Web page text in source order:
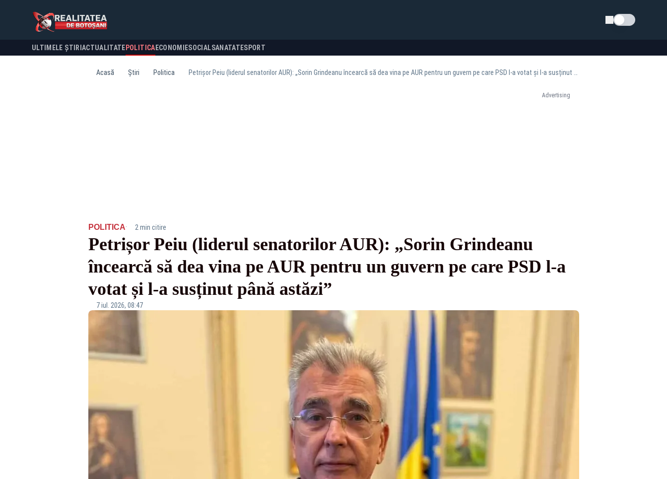
Schimba tema
ULTIMELE ȘTIRI ACTUALITATE POLITICA ECONOMIESOCIALSANATATESPORT
Acasă Știri Politica
Advertising
POLITICA· 2 min citire
Petrișor Peiu (liderul senatorilor AUR): „Sorin Grindeanu
încearcă să dea vina pe AUR pentru un guvern pe care PSD l-a
votat și l-a susținut până astăzi”
7 iul. 2026, 08:47